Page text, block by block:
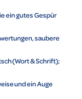
ein gutes Gespür
saubere
(Wort & Schrift);
und ein Auge